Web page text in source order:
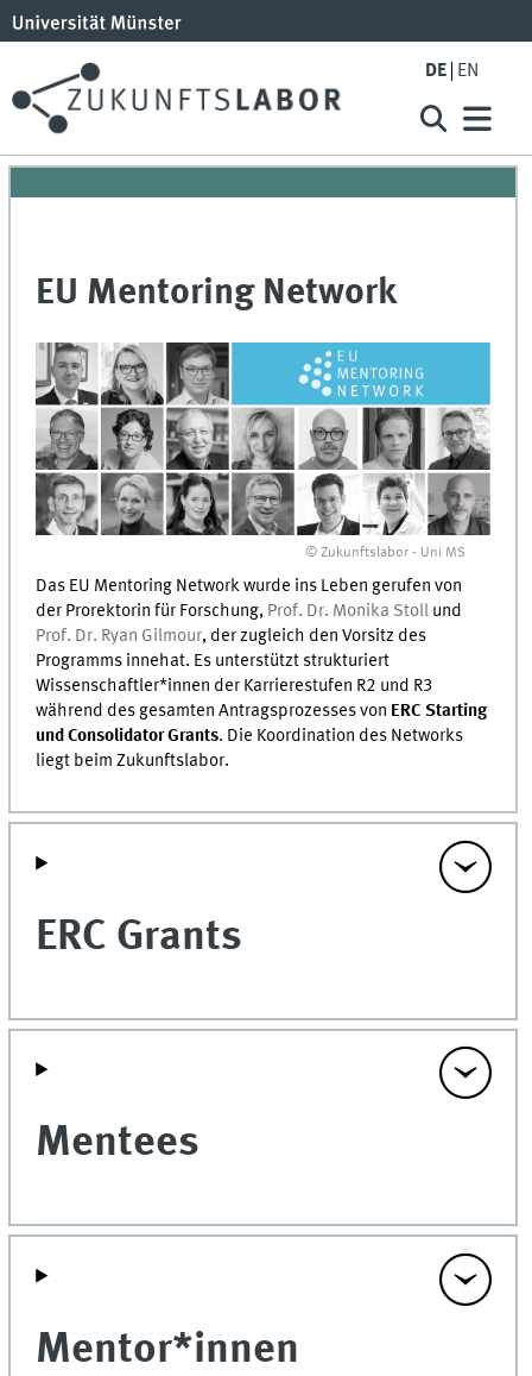
DE EN
EU Mentoring Network
© Zukunftslabor - Uni MS
Das EU Mentoring Network wurde ins Leben gerufen von
der Prorektorin für Forschung, Prof. Dr. Monika Stoll und
Prof. Dr. Ryan Gilmour, der zugleich den Vorsitz des
Programms innehat. Es unterstützt strukturiert
Wissenschaftler*innen der Karrierestufen R2 und R3
während des gesamten Antragsprozesses von ERC Starting
und Consolidator Grants. Die Koordination des Networks
liegt beim Zukunftslabor.
ERC Grants
Mentees
Mentor*innen